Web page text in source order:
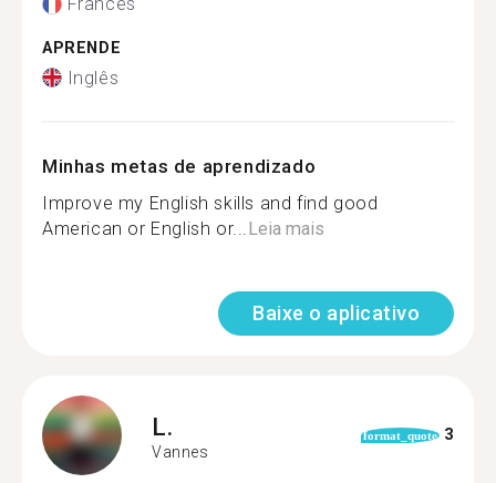
APRENDE
Inglês
Minhas metas de aprendizado
Improve my English skills and find good
American or English or... Leia mais
Baixe o aplicativo
L.
Vannes
format_quote 3